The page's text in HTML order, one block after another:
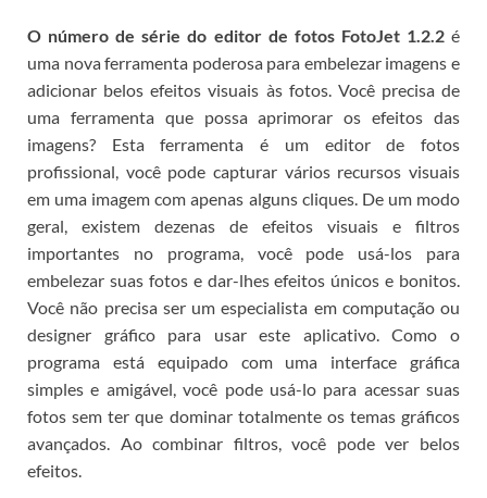
O número de série do editor de fotos FotoJet1.2.2é
uma nova ferramenta poderosa para embelezar imagens e
adicionar belos efeitos visuais às fotos. Você precisa de
uma ferramenta que possa aprimorar os efeitos das
imagens? Esta ferramenta é um editor de fotos
profissional, você pode capturar vários recursos visuais
em uma imagem com apenas alguns cliques. De um modo
geral, existem dezenas de efeitos visuais e filtros
importantes no programa, você pode usá-los para
embelezar suas fotos e dar-lhes efeitos únicos e bonitos.
Você não precisa ser um especialista em computação ou
designer gráfico para usar este aplicativo.Como o
programa está equipado com uma interface gráfica
simples e amigável, você pode usá-lo para acessar suas
fotos sem ter que dominar totalmente os temas gráficos
avançados. Ao combinar filtros, você pode ver belos
efeitos.